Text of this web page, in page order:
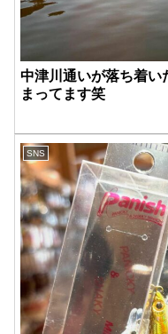
中津川通いが落ち着い
まってます笑
SNS